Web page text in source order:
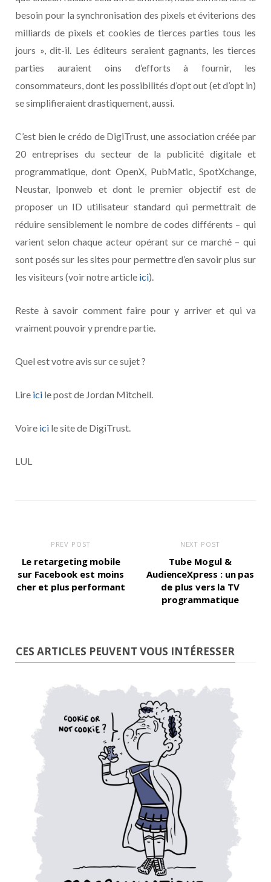
besoin pour la synchronisation des pixels et éviterions des
milliards de pixels et cookies de tierces parties tous les
jours », dit-il. Les éditeurs seraient gagnants, les tierces
parties auraient oins d’efforts à fournir, les
consommateurs, dont les possibilités d’opt out (et d’opt in)
se simplifieraient drastiquement, aussi.
C’est bien le crédo de DigiTrust, une association créée par
20 entreprises du secteur de la publicité digitale et
programmatique, dont OpenX, PubMatic, SpotXchange,
Neustar, Iponweb et dont le premier objectif est de
proposer un ID utilisateur standard qui permettrait de
réduire sensiblement le nombre de codes différents – qui
varient selon chaque acteur opérant sur ce marché – qui
sont posés sur les sites pour permettre d’en savoir plus sur
les visiteurs (voir notre article ici).
Reste à savoir comment faire pour y arriver et qui va
vraiment pouvoir y prendre partie.
Quel est votre avis sur ce sujet ?
Lire ici le post de Jordan Mitchell.
Voire ici le site de DigiTrust.
LUL
PREV POST
Le retargeting mobile
sur Facebook est moins
cher et plus performant
NEXT POST
Tube Mogul &
AudienceXpress : un pas
de plus vers la TV
programmatique
CES ARTICLES PEUVENT VOUS INTÉRESSER